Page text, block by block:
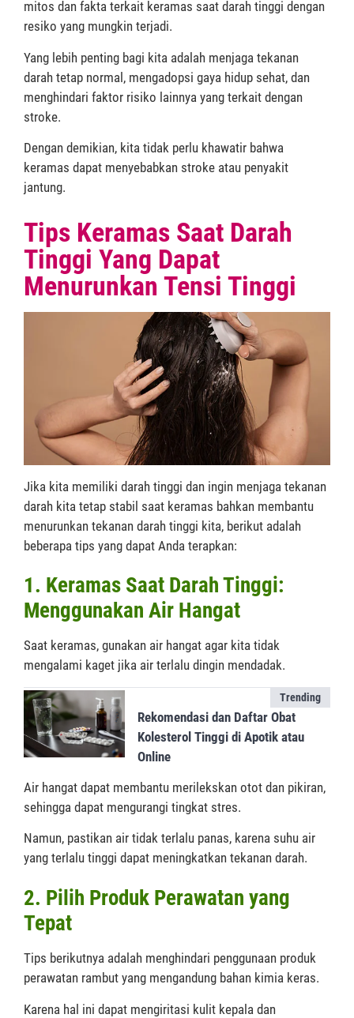
mitos dan fakta terkait keramas saat darah tinggi dengan
resiko yang mungkin terjadi.
Yang lebih penting bagi kita adalah menjaga tekanan
darah tetap normal, mengadopsi gaya hidup sehat, dan
menghindari faktor risiko lainnya yang terkait dengan
stroke.
Dengan demikian, kita tidak perlu khawatir bahwa
keramas dapat menyebabkan stroke atau penyakit
jantung.
Tips Keramas Saat Darah
Tinggi Yang Dapat
Menurunkan Tensi Tinggi
Jika kita memiliki darah tinggi dan ingin menjaga tekanan
darah kita tetap stabil saat keramas bahkan membantu
menurunkan tekanan darah tinggi kita, berikut adalah
beberapa tips yang dapat Anda terapkan:
1. Keramas Saat Darah Tinggi:
Menggunakan Air Hangat
Saat keramas, gunakan air hangat agar kita tidak
mengalami kaget jika air terlalu dingin mendadak.
Trending
Rekomendasi dan Daftar Obat
Kolesterol Tinggi di Apotik atau
Online
Air hangat dapat membantu merilekskan otot dan pikiran,
sehingga dapat mengurangi tingkat stres.
Namun, pastikan air tidak terlalu panas, karena suhu air
yang terlalu tinggi dapat meningkatkan tekanan darah.
2. Pilih Produk Perawatan yang
Tepat
Tips berikutnya adalah menghindari penggunaan produk
perawatan rambut yang mengandung bahan kimia keras.
Karena hal ini dapat mengiritasi kulit kepala dan